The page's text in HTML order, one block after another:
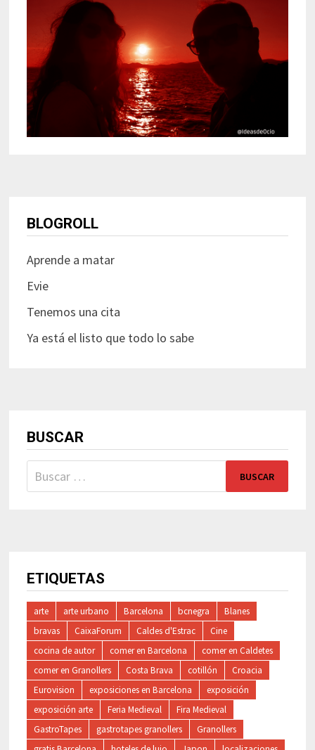
BLOGROLL
Aprende a matar
Evie
Tenemos una cita
Ya está el listo que todo lo sabe
BUSCAR
Buscar:
ETIQUETAS
arte arte urbano Barcelona bcnegra
Blanes
bravas
CaixaForum Caldes d'Estrac
Cine
cocina de autor
comer en Barcelona
comer en Caldetes
comer en Granollers
Costa Brava cotillón
Croacia
Eurovision
exposiciones en Barcelona
exposición
exposición arte
Feria Medieval
Fira Medieval
GastroTapes
gastrotapes granollers
Granollers